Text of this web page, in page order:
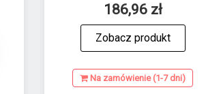
186,96 zł
Zobacz produkt
Na zamówienie (1-7 dni)